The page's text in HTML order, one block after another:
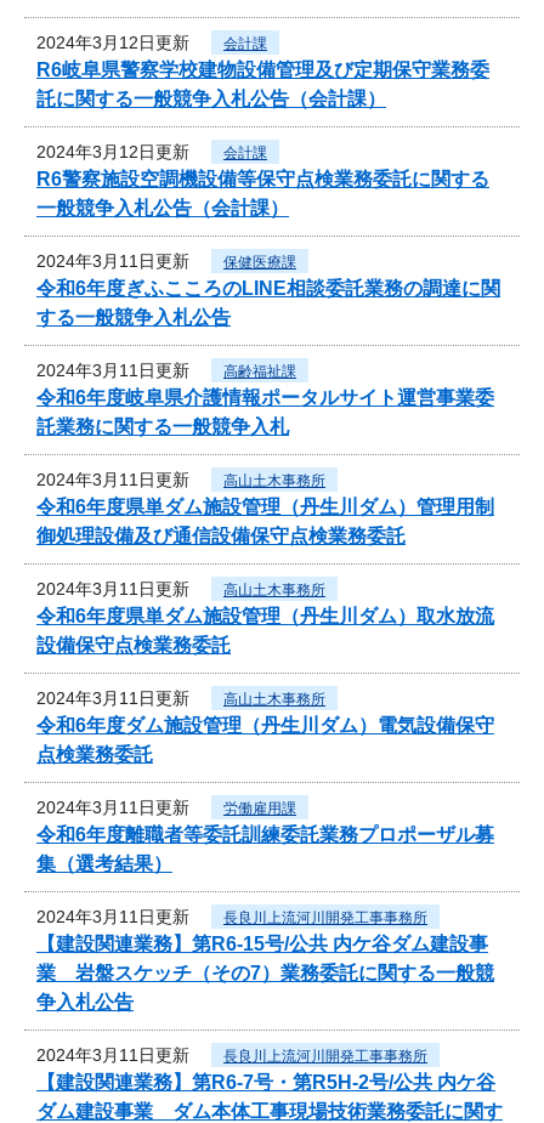
2024年3月12日更新 会計課
R6岐阜県警察学校建物設備管理及び定期保守業務委
託に関する一般競争入札公告（会計課）
2024年3月12日更新 会計課
R6警察施設空調機設備等保守点検業務委託に関する
一般競争入札公告（会計課）
2024年3月11日更新 保健医療課
令和6年度ぎふこころのLINE相談委託業務の調達に関
する一般競争入札公告
2024年3月11日更新 高齢福祉課
令和6年度岐阜県介護情報ポータルサイト運営事業委
託業務に関する一般競争入札
2024年3月11日更新 高山土木事務所
令和6年度県単ダム施設管理（丹生川ダム）管理用制
御処理設備及び通信設備保守点検業務委託
2024年3月11日更新 高山土木事務所
令和6年度県単ダム施設管理（丹生川ダム）取水放流
設備保守点検業務委託
2024年3月11日更新 高山土木事務所
令和6年度ダム施設管理（丹生川ダム）電気設備保守
点検業務委託
2024年3月11日更新 労働雇用課
令和6年度離職者等委託訓練委託業務プロポーザル募
集（選考結果）
2024年3月11日更新 長良川上流河川開発工事事務所
【建設関連業務】第R6-15号/公共 内ケ谷ダム建設事
業 岩盤スケッチ（その7）業務委託に関する一般競
争入札公告
2024年3月11日更新 長良川上流河川開発工事事務所
【建設関連業務】第R6-7号・第R5H-2号/公共 内ケ谷
ダム建設事業 ダム本体工事現場技術業務委託に関す